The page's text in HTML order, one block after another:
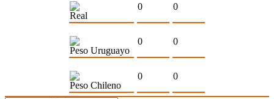
Real
0 0
Peso Uruguayo
0 0
Peso Chileno
0 0